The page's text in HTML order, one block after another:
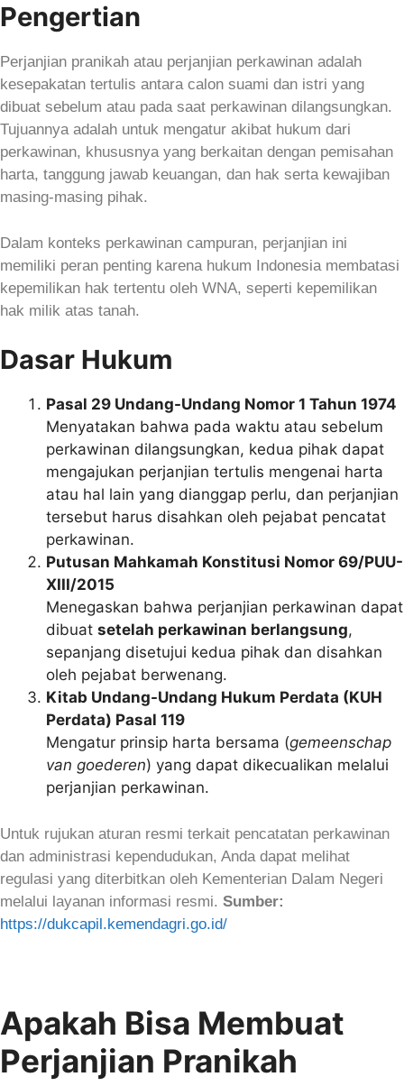
Pengertian
Perjanjian pranikah atau perjanjian perkawinan adalah
kesepakatan tertulis antara calon suami dan istri yang
dibuat sebelum atau pada saat perkawinan dilangsungkan.
Tujuannya adalah untuk mengatur akibat hukum dari
perkawinan, khususnya yang berkaitan dengan pemisahan
harta, tanggung jawab keuangan, dan hak serta kewajiban
masing-masing pihak.
Dalam konteks perkawinan campuran, perjanjian ini
memiliki peran penting karena hukum Indonesia membatasi
kepemilikan hak tertentu oleh WNA, seperti kepemilikan
hak milik atas tanah.
Dasar Hukum
Pasal 29 Undang-Undang Nomor 1 Tahun 1974
Menyatakan bahwa pada waktu atau sebelum
perkawinan dilangsungkan, kedua pihak dapat
mengajukan perjanjian tertulis mengenai harta
atau hal lain yang dianggap perlu, dan perjanjian
tersebut harus disahkan oleh pejabat pencatat
perkawinan.
Putusan Mahkamah Konstitusi Nomor 69/PUU-
XIII/2015
Menegaskan bahwa perjanjian perkawinan dapat
dibuat setelah perkawinan berlangsung,
sepanjang disetujui kedua pihak dan disahkan
oleh pejabat berwenang.
Kitab Undang-Undang Hukum Perdata (KUH
Perdata) Pasal 119
Mengatur prinsip harta bersama (gemeenschap
van goederen) yang dapat dikecualikan melalui
perjanjian perkawinan.
Untuk rujukan aturan resmi terkait pencatatan perkawinan
dan administrasi kependudukan, Anda dapat melihat
regulasi yang diterbitkan oleh Kementerian Dalam Negeri
melalui layanan informasi resmi. Sumber:
https://dukcapil.kemendagri.go.id/
Apakah Bisa Membuat
Perjanjian Pranikah